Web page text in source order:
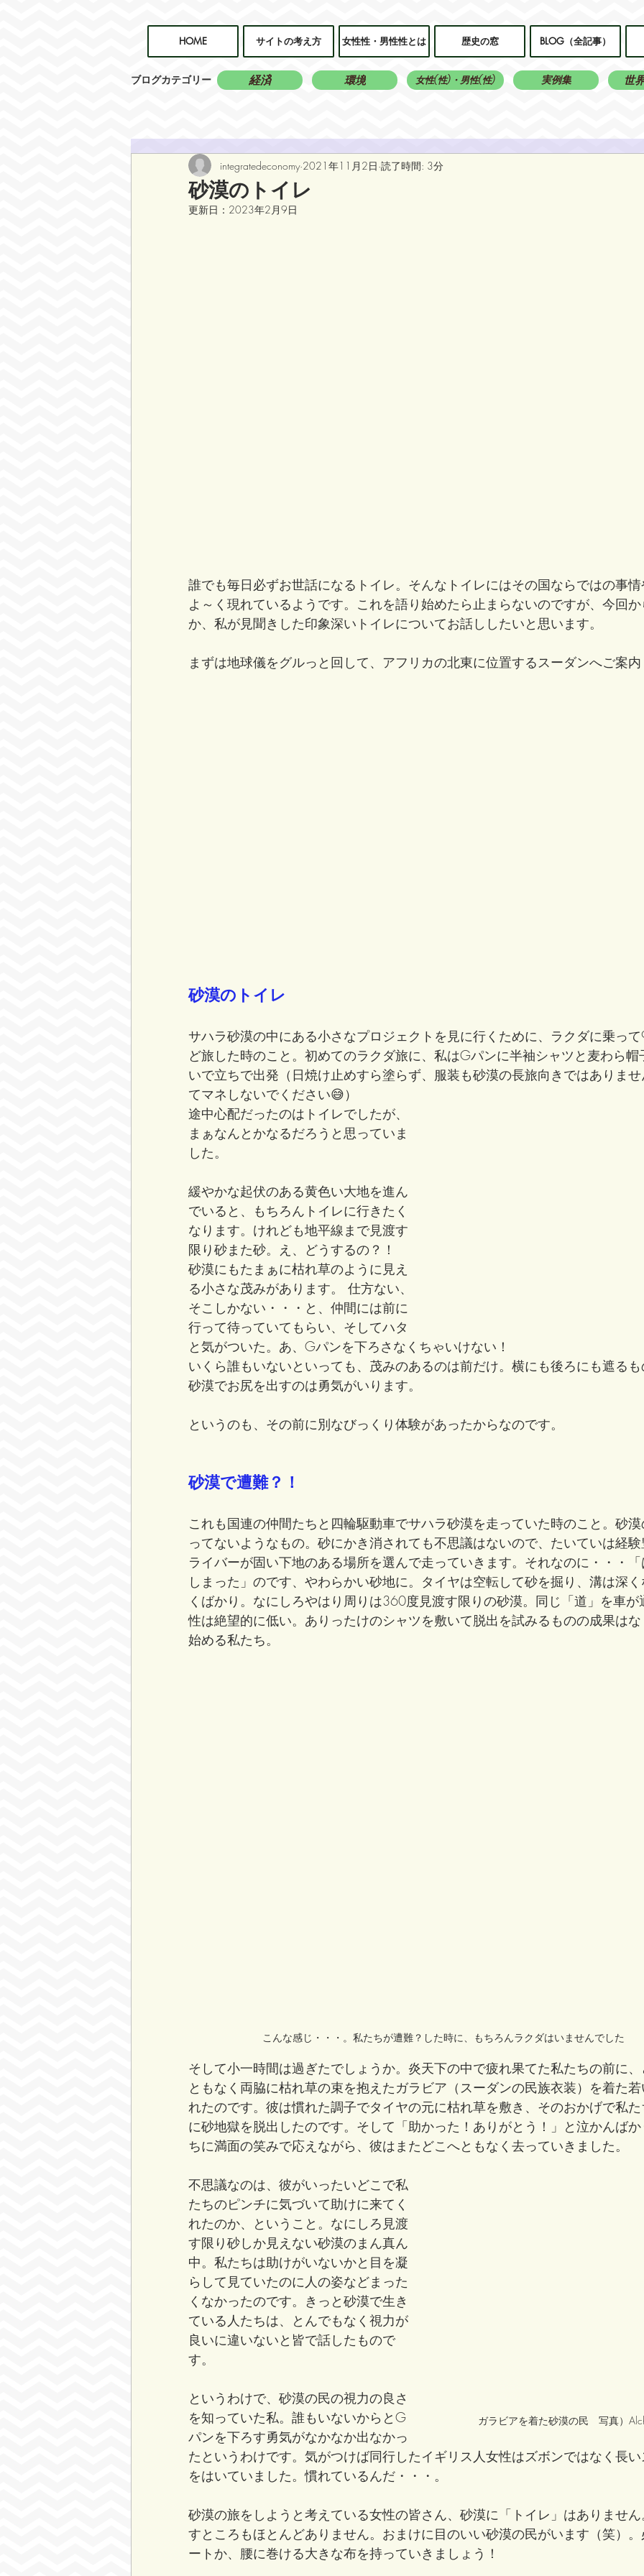
HOME サイトの考え方 女性性・男性性とは 歴史の窓 BLOG（全記事）
ブログカテゴリー 経済 環境 女性(性)・男性(性) 実例集 世
砂漠のトイレ
integratedeconomy 2021年11月2日 読了時間: 3分
更新日： 2023年2月9日
誰でも毎日必ずお世話になるトイレ。そんなトイレにはその国ならではの事
よ～く現れているようです。これを語り始めたら止まらないのですが、今回
か、私が見聞きした印象深いトイレについてお話ししたいと思います。
まずは地球儀をグルっと回して、アフリカの北東に位置するスーダンへご案
砂漠のトイレ
サハラ砂漠の中にある小さなプロジェクトを見に行くために、ラクダに乗っ
ど旅した時のこと。初めてのラクダ旅に、私はGパンに半袖シャツと麦わら帽
いで立ちで出発（日焼け止めすら塗らず、服装も砂漠の長旅向きではありま
てマネしないでください😅）
途中心配だったのはトイレでしたが、
まぁなんとかなるだろうと思っていま
した。
緩やかな起伏のある黄色い大地を進ん
でいると、もちろんトイレに行きたく
なります。けれども地平線まで見渡す
限り砂また砂。え、どうするの？！
砂漠にもたまぁに枯れ草のように見え
る小さな茂みがあります。 仕方ない、
そこしかない・・・と、仲間には前に
行って待っていてもらい、そしてハタ
と気がついた。あ、Gパンを下ろさなくちゃいけない！
いくら誰もいないといっても、茂みのあるのは前だけ。横にも後ろにも遮る
砂漠でお尻を出すのは勇気がいります。
というのも、その前に別なびっくり体験があったからなのです。
砂漠で遭難？！
これも国連の仲間たちと四輪駆動車でサハラ砂漠を走っていた時のこと。砂
ってないようなもの。砂にかき消されても不思議はないので、たいていは経
ライバーが固い下地のある場所を選んで走っていきます。それなのに・・・
しまった」のです、やわらかい砂地に。タイヤは空転して砂を掘り、溝は深
くばかり。なにしろやはり周りは360度見渡す限りの砂漠。同じ「道」を車が
性は絶望的に低い。ありったけのシャツを敷いて脱出を試みるものの成果は
始める私たち。
こんな感じ・・・。私たちが遭難？した時に、もちろんラクダはいませんでした
そして小一時間は過ぎたでしょうか。炎天下の中で疲れ果てた私たちの前に
ともなく両脇に枯れ草の束を抱えたガラビア（スーダンの民族衣装）を着た
れたのです。彼は慣れた調子でタイヤの元に枯れ草を敷き、そのおかげで私
に砂地獄を脱出したのです。そして「助かった！ありがとう！」と泣かんば
ちに満面の笑みで応えながら、彼はまたどこへともなく去っていきました。
ガラビアを着た砂漠の民　写真）
不思議なのは、彼がいったいどこで私
たちのピンチに気づいて助けに来てく
れたのか、ということ。なにしろ見渡
す限り砂しか見えない砂漠のまん真ん
中。私たちは助けがいないかと目を凝
らして見ていたのに人の姿などまった
くなかったのです。きっと砂漠で生き
ている人たちは、とんでもなく視力が
良いに違いないと皆で話したもので
す。
というわけで、砂漠の民の視力の良さ
を知っていた私。誰もいないからとG
パンを下ろす勇気がなかなか出なかっ
たというわけです。気がつけば同行したイギリス人女性はズボンではなく長
をはいていました。慣れているんだ・・・。
砂漠の旅をしようと考えている女性の皆さん、砂漠に「トイレ」はありませ
すところもほとんどありません。おまけに目のいい砂漠の民がいます（笑）
ートか、腰に巻ける大きな布を持っていきましょう！